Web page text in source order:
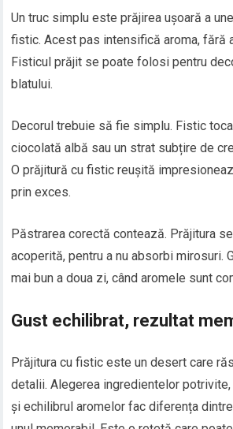
Un truc simplu este prăjirea ușoară a
fistic. Acest pas intensifică aroma, fără
Fisticul prăjit se poate folosi pentru
blatului.
Decorul trebuie să fie simplu. Fistic
ciocolată albă sau un strat subțire de
O prăjitură cu fistic reușită
prin exces.
Păstrarea corectă contează. Prăjitura
acoperită, pentru a nu absorbi mirosuri.
mai bun a doua zi, când aromele sunt
Gust echilibrat, rezultat
Prăjitura cu fistic este un desert care
detalii. Alegerea ingredientelor
și echilibrul aromelor fac diferența